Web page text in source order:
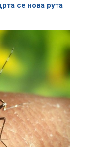
се нова рута